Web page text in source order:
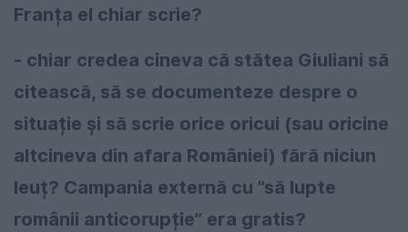
Franța el chiar scrie?
- chiar credea cineva că stătea Giuliani să
citească, să se documenteze despre o
situație și să scrie orice oricui (sau oricine
altcineva din afara României) fără niciun
leuț? Campania externă cu ”să lupte
românii anticorupție” era gratis?